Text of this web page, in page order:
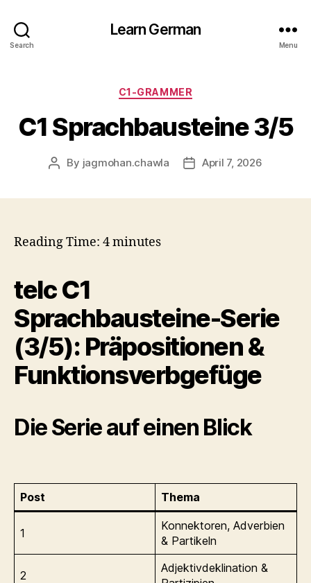
Search
Learn German
Menu
Categories
C1-GRAMMER
C1 Sprachbausteine 3/5
Post
By jagmohan.chawla
PostApril 7, 2026
Reading Time: 4minutes
telc C1
Sprachbausteine-Serie
(3/5): Präpositionen &
Funktionsverbgefüge
Die Serie auf einen Blick
Post Thema
1
Konnektoren, Adverbien
& Partikeln
2
Adjektivdeklination &